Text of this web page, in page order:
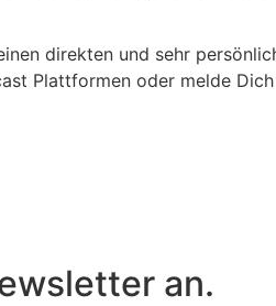
direkten und sehr
Plattformen oder melde
an.